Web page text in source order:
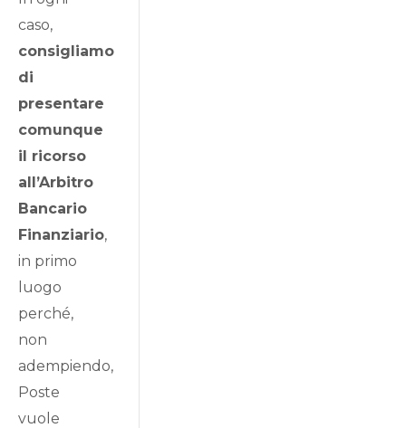
caso,
consigliamo
di
presentare
comunque
il ricorso
all’Arbitro
Bancario
Finanziario,
in primo
luogo
perché,
non
adempiendo,
Poste
vuole